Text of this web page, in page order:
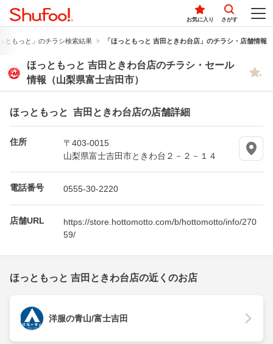
お気に入り さがす
ともっと」のチラシ検索結果 「ほっともっと 吉田ときわ台店」のチラシ・店舗情報
ほっともっと 吉田ときわ台店のチラシ・セール
情報（山梨県富士吉田市）
ほっともっと 吉田ときわ台店の店舗詳細
住所
〒403-0015
山梨県富士吉田市ときわ台２－２－１４
電話番号 0555-30-2220
店舗URL
https://store.hottomotto.com/b/hottomotto/info/270
59/
ほっともっと 吉田ときわ台店の近くのお店
洋服の青山/富士吉田